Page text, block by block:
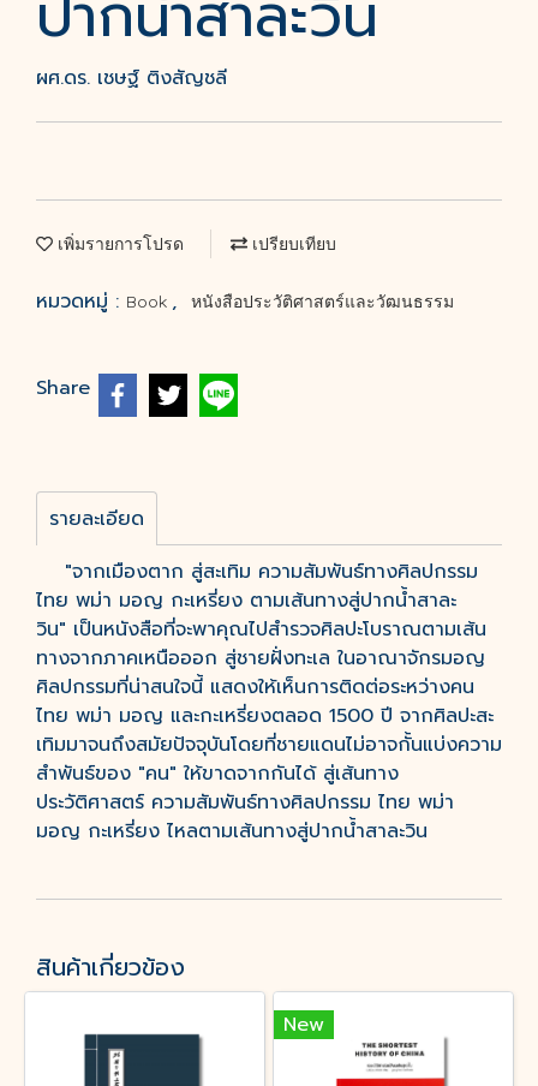
ผศ.ดร. เชษฐ์ ติงสัญชลี
เพิ่มรายการโปรด เปรียบเทียบ
หมวดหมู่ : Book , หนังสือประวัติศาสตร์และวัฒนธรรม
Share
รายละเอียด
"จากเมืองตาก สู่สะเทิม ความสัมพันธ์ทางศิลปกรรม
ไทย พม่า มอญ กะเหรี่ยง ตามเส้นทางสู่ปากน้ำสาละ
วิน" เป็นหนังสือที่จะพาคุณไปสำรวจศิลปะโบราณตามเส้น
ทางจากภาคเหนือออก สู่ชายฝั่งทะเล ในอาณาจักรมอญ
ศิลปกรรมที่น่าสนใจนี้ แสดงให้เห็นการติดต่อระหว่างคน
ไทย พม่า มอญ และกะเหรี่ยงตลอด 1500 ปี จากศิลปะสะ
เทิมมาจนถึงสมัยปัจจุบันโดยที่ชายแดนไม่อาจกั้นแบ่งความ
สำพันธ์ของ "คน" ให้ขาดจากกันได้ สู่เส้นทาง
ประวัติศาสตร์ ความสัมพันธ์ทางศิลปกรรม ไทย พม่า
มอญ กะเหรี่ยง ไหลตามเส้นทางสู่ปากน้ำสาละวิน
สินค้าเกี่ยวข้อง
New